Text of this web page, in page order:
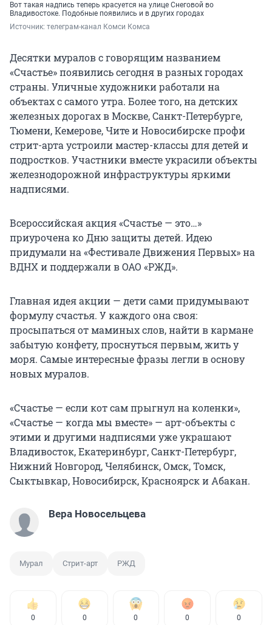
Вот такая надпись теперь красуется на улице Снеговой во
Владивостоке. Подобные появились и в других городах
Источник: телеграм-канал Комси Комса
Десятки муралов с говорящим названием
«Счастье» появились сегодня в разных городах
страны. Уличные художники работали на
объектах с самого утра. Более того, на детских
железных дорогах в Москве, Санкт-Петербурге,
Тюмени, Кемерове, Чите и Новосибирске профи
стрит-арта устроили мастер-классы для детей и
подростков. Участники вместе украсили объекты
железнодорожной инфраструктуры яркими
надписями.
Всероссийская акция «Счастье — это…»
приурочена ко Дню защиты детей. Идею
придумали на «Фестивале Движения Первых» на
ВДНХ и поддержали в ОАО «РЖД».
Главная идея акции — дети сами придумывают
формулу счастья. У каждого она своя:
просыпаться от маминых слов, найти в кармане
забытую конфету, проснуться первым, жить у
моря. Самые интересные фразы легли в основу
новых муралов.
«Счастье — если кот сам прыгнул на коленки»,
«Счастье — когда мы вместе» — арт-объекты с
этими и другими надписями уже украшают
Владивосток, Екатеринбург, Санкт-Петербург,
Нижний Новгород, Челябинск, Омск, Томск,
Сыктывкар, Новосибирск, Красноярск и Абакан.
Вера Новосельцева
Мурал Стрит-арт РЖД
0 0 0 0 0